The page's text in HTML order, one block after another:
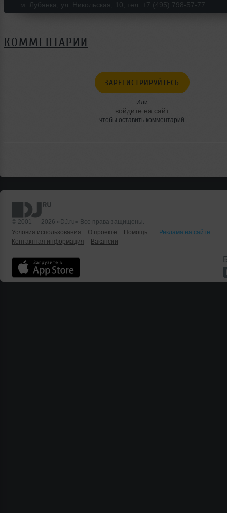
м. Лубянка, ул. Никольская, 10, тел. +7 (495) 798-57-77
КОММЕНТАРИИ
ЗАРЕГИСТРИРУЙТЕСЬ
Или
войдите на сайт
чтобы оставить комментарий
© 2001 — 2026 «DJ.ru» Все права защищены.
Условия использования
О проекте Помощь
Реклама на сайте
Контактная информация
Вакансии